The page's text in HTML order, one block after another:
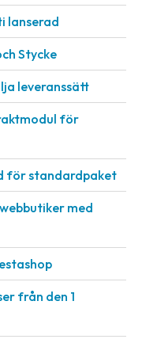
lanserad
Stycke
leveranssätt
för
för standardpaket
med
från den 1